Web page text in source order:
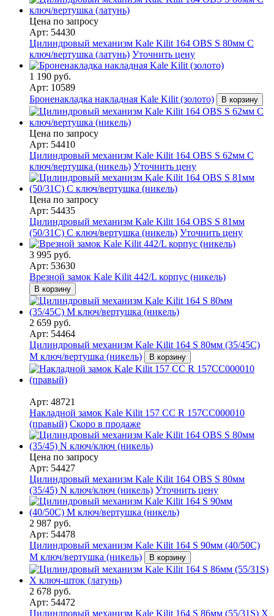
Цена по запросу
Арт: 54430
Цилиндровый механизм Kale Kilit 164 OBS S 80мм C
ключ/вертушка (латунь) Уточнить цену
1 190 руб.
Арт: 10589
Броненакладка накладная Kale Kilit (золото)
В корзину
Цена по запросу
Арт: 54410
Цилиндровый механизм Kale Kilit 164 OBS S 62мм C
ключ/вертушка (никель) Уточнить цену
Цена по запросу
Арт: 54435
Цилиндровый механизм Kale Kilit 164 OBS S 81мм
(50/31C) C ключ/вертушка (никель) Уточнить цену
3 995 руб.
Арт: 53630
Врезной замок Kale Kilit 442/L корпус (никель)
В корзину
2 659 руб.
Арт: 54464
Цилиндровый механизм Kale Kilit 164 S 80мм (35/45C)
M ключ/вертушка (никель)
В корзину
Арт: 48721
Накладной замок Kale Kilit 157 CC R 157CC000010
(правый) Скоро в продаже
Цена по запросу
Арт: 54427
Цилиндровый механизм Kale Kilit 164 OBS S 80мм
(35/45) N ключ/ключ (никель) Уточнить цену
2 987 руб.
Арт: 54478
Цилиндровый механизм Kale Kilit 164 S 90мм (40/50С)
M ключ/вертушка (никель)
В корзину
2 678 руб.
Арт: 54472
Цилиндровый механизм Kale Kilit 164 S 86мм (55/31S) X